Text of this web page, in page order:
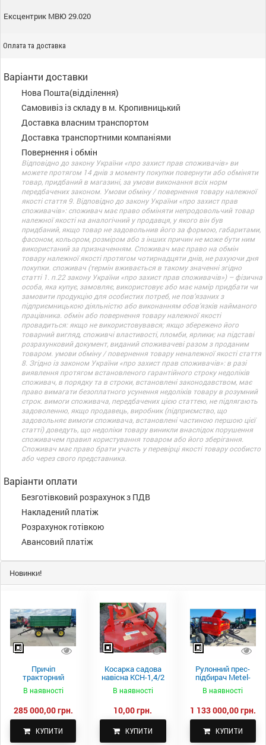
Ексцентрик МВЮ 29.020
Оплата та доставка
Варіанти доставки
Нова Пошта(відділення)
Самовивіз із складу в м. Кропивницький
Доставка власним транспортом
Доставка транспортними компаніями
Повернення і обмін
Відповідно до закону України «про захист прав споживачів» ви
можете протягом 14 днів з моменту покупки повернути або обміняти
товар, придбаний в магазині, за умови виконання всіх норм
передбачених законом. Умови обміну / повернення товару належної
якості стаття 9. Відповідно до закону України «про захист прав
споживачів»: споживач має право обміняти непродовольчий товар
належної якості на аналогічний у продавця, у якого він був
придбаний, якщо товар не задовольнив його за формою, габаритами,
фасоном, кольором, розміром або з інших причин не може бути ним
використаний за призначенням. Споживач має право на обмін
товару належної якості протягом чотирнадцяти днів, не рахуючи дня
покупки. споживач (термін вживається в такому значенні згідно
статті 1. п.22 закону України «про захист прав споживачів») – фізична
особа, яка купує, замовляє, використовує або має намір придбати чи
замовити продукцію для особистих потреб, не пов’язаних з
підприємницькою діяльністю або виконанням обов’язків найманого
працівника. обмін або повернення товару належної якості
провадиться: якщо не використовувався; якщо збережено його
товарний вигляд, споживчі властивості, пломби, ярлики; на підставі
розрахунковий документ, виданий споживачеві разом з проданим
товаром. умови обміну / повернення товару неналежної якості стаття
8. Згідно із законом України «про захист прав споживачів»: в разі
виявлення протягом встановленого гарантійного строку недоліків
споживач, в порядку та в строки, встановлені законодавством, має
право вимагати безоплатного усунення недоліків товару в розумний
строк. вимоги споживача, передбачених цією статтею, не підлягають
задоволенню, якщо продавець, виробник (підприємство, що
задовольняє вимоги споживача, встановлені частиною першою цієї
статті) доведуть, що недоліки товару виникли внаслідок порушення
споживачем правил користування товаром або його зберігання.
Споживач має право брати участь у перевірці якості товару особисто
або через свого представника.
Варіанти оплати
Безготівковий розрахунок з ПДВ
Накладений платіж
Розрахунок готівкою
Авансовий платіж
Новинки!
Причіп
тракторний
самоскидний
Spike 2 ПТС-4
В наявності
285 000,00 грн.
КУПИТИ
Косарка садова
навісна КСН-1,4/2
В наявності
10,00 грн.
КУПИТИ
Рулонний прес-
підбирач Metel-
Fach Z 587
В наявності
1 133 000,00 грн.
КУПИТИ